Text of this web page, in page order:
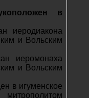
в
иеродиакона
и Вольским
иеромонаха
и Вольским
в игуменское